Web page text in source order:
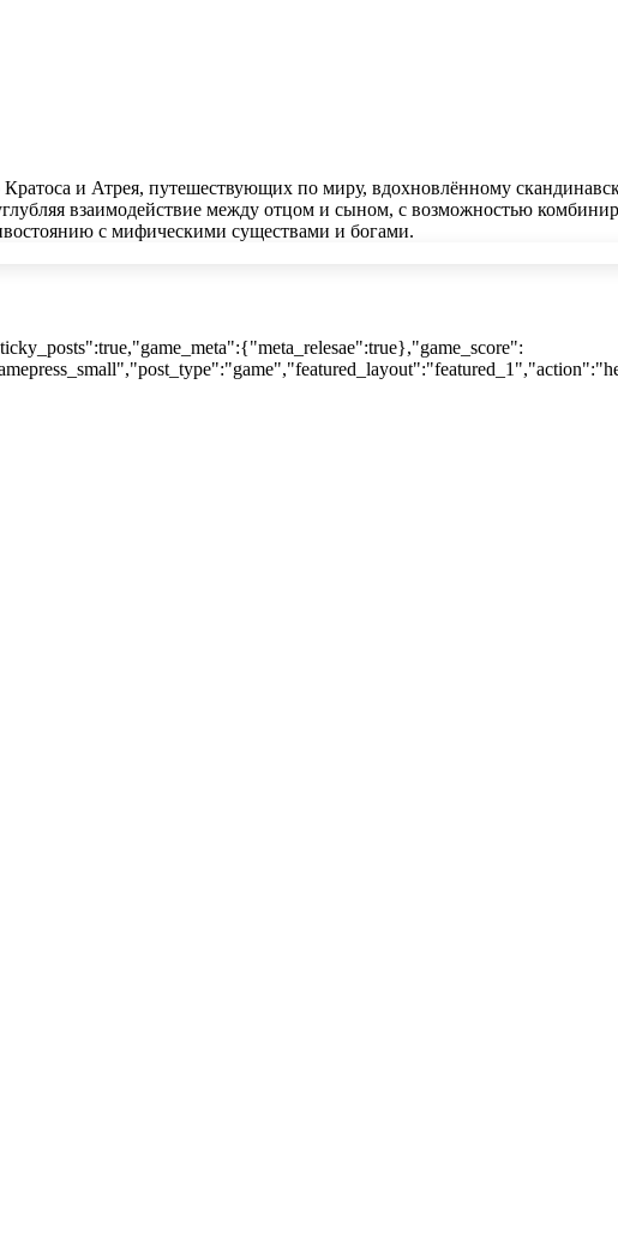
и Атрея, путешествующих по миру, вдохновлённому
взаимодействие между отцом и сыном, с возможностью
с мифическими существами и богами.